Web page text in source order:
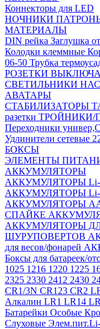
Коннекторы для LED
НОЧНИКИ
МАТЕРИАЛЫ
DIN рейка Заглушка
Колодки клеммные
06-50 Трубка
РОЗЕТКИ
СВЕТИЛЬНИКИ
АВАТАРЫ
СТАБИЛИЗАТОРЫ
разетки ТРОЙНИКИ/
Переходники
Удлинители сетевые
БОКСЫ
ЭЛЕМЕНТЫ
АККУМУЛЯТОРЫ
АККУМУЛЯТОРЫ Li-
АККУМУЛЯТОРЫ Li-
АККУМУЛЯТОРЫ
СПАЙКЕ
АККУМУЛЯТОРЫ
ШУРУПОВЕРТОВ
для весов/фонарей
Боксы для батареек/
1025 1216 1220 1225
2325 2330 2412 2430
CR1/3N CR123 CR2
Алкалин LR1 LR14
Батарейки Особые
Слуховые